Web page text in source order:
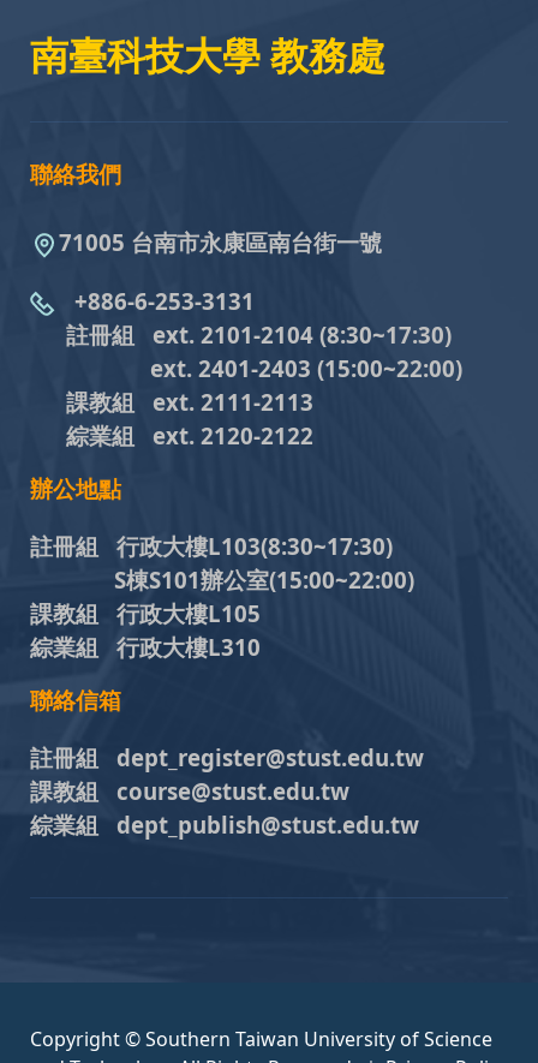
南臺科技大學 教務處
聯絡我們
71005 台南市永康區南台街一號
+886-6-253-3131
註冊組 ext. 2101-2104 (8:30~17:30)
ext. 2401-2403 (15:00~22:00)
課教組 ext. 2111-2113
綜業組
ext. 2120-2122
辦公地點
註冊組 行政大樓L103(8:30~17:30)
S棟S101辦公室(15:00~22:00)
課教組 行政大樓L105
綜業組 行政大樓L310
聯絡信箱
註冊組 dept_register@stust.edu.tw
課教組 course@stust.edu.tw
綜業組 dept_publish@stust.edu.tw
Copyright © Southern Taiwan University of Science